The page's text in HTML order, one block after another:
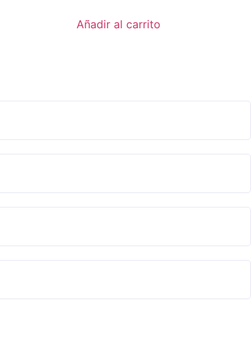
Añadir al carrito